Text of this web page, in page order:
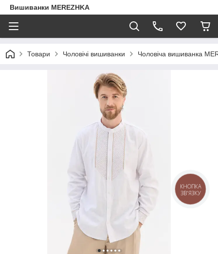
Вишиванки MEREZHKA
Товари Чоловічі вишиванки Чоловіча вишиванка
КНОПКА
ЗВ'ЯЗКУ